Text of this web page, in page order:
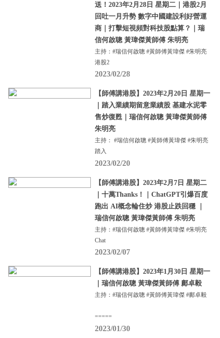
送！2023年2月28日 星期二｜港股2月
回吐一月升勢 數字中國建設利好營運
商｜打擊短視頻對科技股點算？｜瑞
信何啟聰 黃瑋傑黃師傅 朱明亮
主持：#瑞信何啟聰 #黃師傅黃瑋傑 #朱明亮
港股2
2023/02/28
【師傅講港股】2023年2月20日 星期一
｜踏入業績期留意業績股 基建水泥零
售炒復甦｜瑞信何啟聰 黃瑋傑黃師傅
朱明亮
主持： #瑞信何啟聰 #黃師傅黃瑋傑 #朱明亮
踏入
2023/02/20
【師傅講港股】2023年2月7日 星期二
｜十萬Thanks！｜ChatGPT引爆百度
跑出 AI概念輪住炒 港股止跌回穩 ｜
瑞信何啟聰 黃瑋傑黃師傅 朱明亮
主持：#瑞信何啟聰 #黃師傅黃瑋傑 #朱明亮
Chat
2023/02/07
【師傅講港股】2023年1月30日 星期一
｜瑞信何啟聰 黃瑋傑黃師傅 鄺卓毅
主持：#瑞信何啟聰 #黃師傅黃瑋傑 #鄺卓毅
=====
2023/01/30